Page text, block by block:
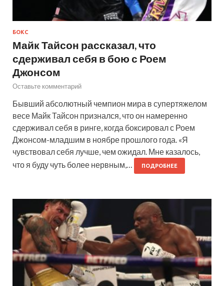
БОКС
Майк Тайсон рассказал, что
сдерживал себя в бою с Роем
Джонсом
Оставьте комментарий
Бывший абсолютный чемпион мира в супертяжелом
весе Майк Тайсон признался, что он намеренно
сдерживал себя в ринге, когда боксировал с Роем
Джонсом-младшим в ноябре прошлого года. «Я
чувствовал себя лучше, чем ожидал. Мне казалось,
что я буду чуть более нервным,…
ПОДРОБНЕЕ